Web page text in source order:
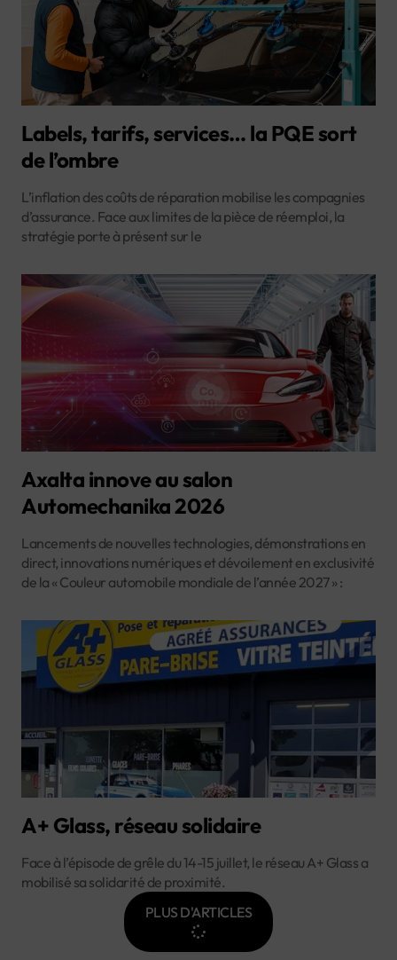
Labels, tarifs, services… la PQE sort
de l’ombre
L’inflation des coûts de réparation mobilise les compagnies
d’assurance. Face aux limites de la pièce de réemploi, la
stratégie porte à présent sur le
Axalta innove au salon
Automechanika 2026
Lancements de nouvelles technologies, démonstrations en
direct, innovations numériques et dévoilement en exclusivité
de la « Couleur automobile mondiale de l’année 2027 » :
A+ Glass, réseau solidaire
Face à l’épisode de grêle du 14-15 juillet, le réseau A+ Glass a
mobilisé sa solidarité de proximité.
PLUS D'ARTICLES